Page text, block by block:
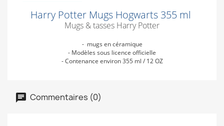
Harry Potter Mugs Hogwarts 355 ml
Mugs & tasses Harry Potter
- mugs en céramique
- Modèles sous licence officielle
- Contenance environ 355 ml / 12 OZ
Commentaires (0)